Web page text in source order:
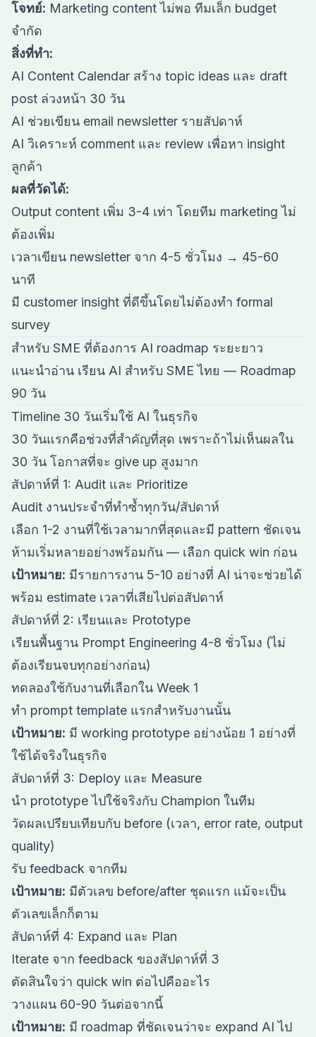
โจทย์: Marketing content ไม่พอ ทีมเล็ก budget
จำกัด
สิ่งที่ทำ:
AI Content Calendar สร้าง topic ideas และ draft
post ล่วงหน้า 30 วัน
AI ช่วยเขียน email newsletter รายสัปดาห์
AI วิเคราะห์ comment และ review เพื่อหา insight
ลูกค้า
ผลที่วัดได้:
Output content เพิ่ม 3-4 เท่า โดยทีม marketing ไม่
ต้องเพิ่ม
เวลาเขียน newsletter จาก 4-5 ชั่วโมง → 45-60
นาที
มี customer insight ที่ดีขึ้นโดยไม่ต้องทำ formal
survey
สำหรับ SME ที่ต้องการ AI roadmap ระยะยาว
แนะนำอ่าน เรียน AI สำหรับ SME ไทย — Roadmap
90 วัน
Timeline 30 วันเริ่มใช้ AI ในธุรกิจ
30 วันแรกคือช่วงที่สำคัญที่สุด เพราะถ้าไม่เห็นผลใน
30 วัน โอกาสที่จะ give up สูงมาก
สัปดาห์ที่ 1: Audit และ Prioritize
Audit งานประจำที่ทำซ้ำทุกวัน/สัปดาห์
เลือก 1-2 งานที่ใช้เวลามากที่สุดและมี pattern ชัดเจน
ห้ามเริ่มหลายอย่างพร้อมกัน — เลือก quick win ก่อน
เป้าหมาย: มีรายการงาน 5-10 อย่างที่ AI น่าจะช่วยได้
พร้อม estimate เวลาที่เสียไปต่อสัปดาห์
สัปดาห์ที่ 2: เรียนและ Prototype
เรียนพื้นฐาน Prompt Engineering 4-8 ชั่วโมง (ไม่
ต้องเรียนจบทุกอย่างก่อน)
ทดลองใช้กับงานที่เลือกใน Week 1
ทำ prompt template แรกสำหรับงานนั้น
เป้าหมาย: มี working prototype อย่างน้อย 1 อย่างที่
ใช้ได้จริงในธุรกิจ
สัปดาห์ที่ 3: Deploy และ Measure
นำ prototype ไปใช้จริงกับ Champion ในทีม
วัดผลเปรียบเทียบกับ before (เวลา, error rate, output
quality)
รับ feedback จากทีม
เป้าหมาย: มีตัวเลข before/after ชุดแรก แม้จะเป็น
ตัวเลขเล็กก็ตาม
สัปดาห์ที่ 4: Expand และ Plan
Iterate จาก feedback ของสัปดาห์ที่ 3
ตัดสินใจว่า quick win ต่อไปคืออะไร
วางแผน 60-90 วันต่อจากนี้
เป้าหมาย: มี roadmap ที่ชัดเจนว่าจะ expand AI ไป